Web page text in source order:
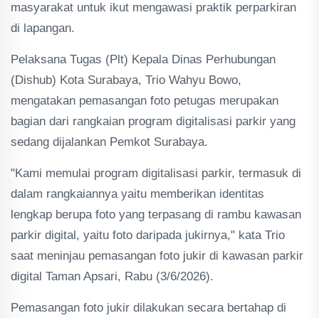
masyarakat untuk ikut mengawasi praktik perparkiran
di lapangan.
Pelaksana Tugas (Plt) Kepala Dinas Perhubungan
(Dishub) Kota Surabaya, Trio Wahyu Bowo,
mengatakan pemasangan foto petugas merupakan
bagian dari rangkaian program digitalisasi parkir yang
sedang dijalankan Pemkot Surabaya.
"Kami memulai program digitalisasi parkir, termasuk di
dalam rangkaiannya yaitu memberikan identitas
lengkap berupa foto yang terpasang di rambu kawasan
parkir digital, yaitu foto daripada jukirnya," kata Trio
saat meninjau pemasangan foto jukir di kawasan parkir
digital Taman Apsari, Rabu (3/6/2026).
Pemasangan foto jukir dilakukan secara bertahap di